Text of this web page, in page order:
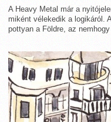
A Heavy Metal már a
miként vélekedik a logikáról.
pottyan a Földre, az nemhogy